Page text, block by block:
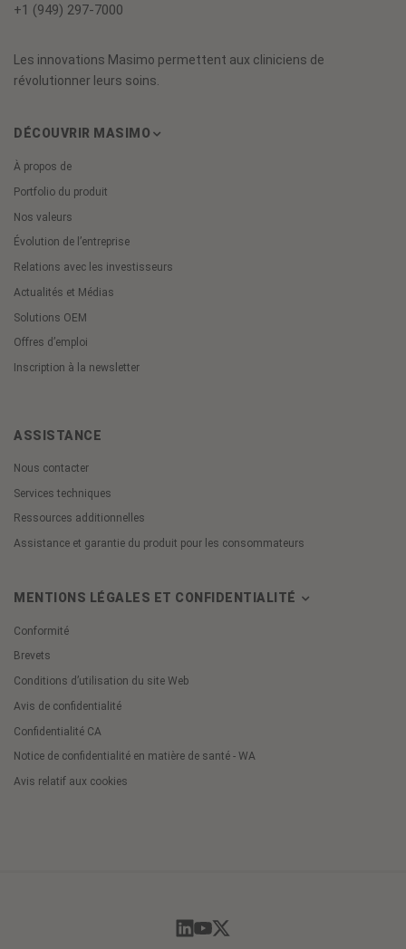
+1 (949) 297-7000
Les innovations Masimo permettent aux cliniciens de
révolutionner leurs soins.
DÉCOUVRIR MASIMO
À propos de
Portfolio du produit
Nos valeurs
Évolution de l’entreprise
Relations avec les investisseurs
Actualités et Médias
Solutions OEM
Offres d’emploi
Inscription à la newsletter
ASSISTANCE
Nous contacter
Services techniques
Ressources additionnelles
Assistance et garantie du produit pour les consommateurs
MENTIONS LÉGALES ET CONFIDENTIALITÉ
Conformité
Brevets
Conditions d’utilisation du site Web
Avis de confidentialité
Confidentialité CA
Notice de confidentialité en matière de santé - WA
Avis relatif aux cookies